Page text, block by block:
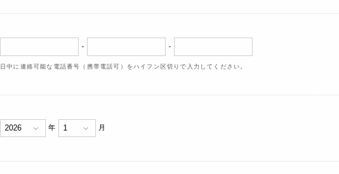
- -
日中に連絡可能な電話番号（携帯電話可）をハイフン区切りで入力してください。
年 月